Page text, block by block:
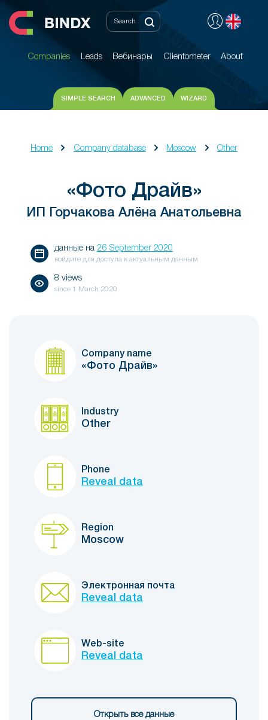
Companies Leads Вебинары Clientometer About
Companies Leads Вебинары Clientometer About
SIMPLE SEARCH ADVANCED WIZARD
Home Company database Moscow Other
«Фото Драйв»
ИП Горчакова Алёна Анатольевна
данные на 26 September 2020
войдите для доступа к актуальным данным
8 views
since 1 March 2020
Company name
«Фото Драйв»
Industry
Other
Phone
Reveal data
Region
Moscow
Электронная почта
Reveal data
Web-site
Reveal data
Открыть все данные